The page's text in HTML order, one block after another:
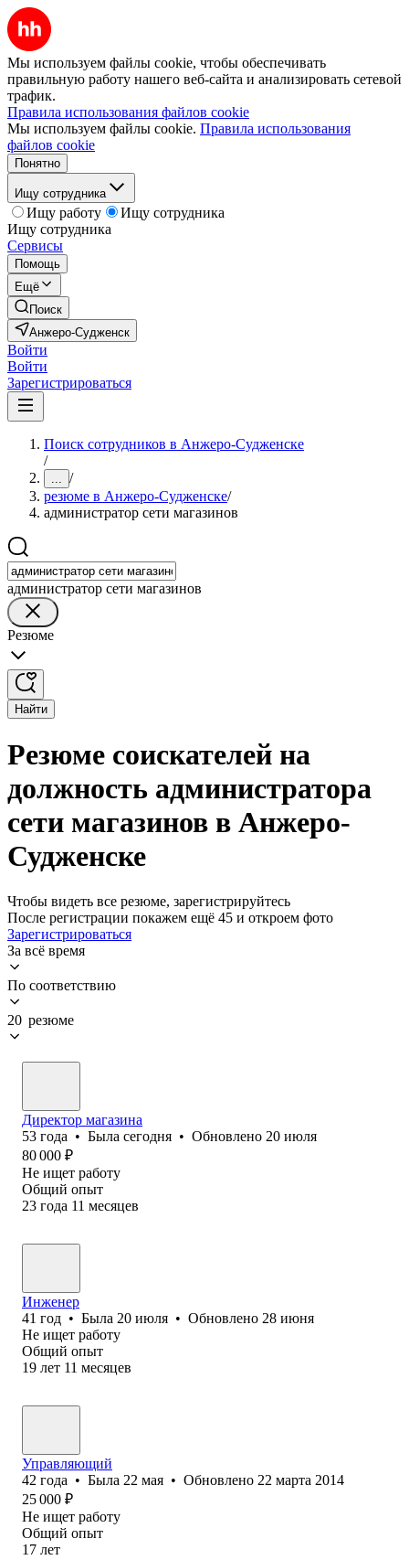
Мы используем файлы cookie, чтобы обеспечивать
правильную работу нашего веб-сайта и анализировать сетевой
трафик.
Правила использования файлов cookie
Мы используем файлы cookie. Правила использования
файлов cookie
Понятно
Ищу сотрудника
Ищу работу
Ищу сотрудника
Ищу сотрудника
Сервисы
Помощь
Ещё
Поиск
Анжеро-Судженск
Войти
Войти
Зарегистрироваться
Поиск сотрудников в Анжеро-Судженске
/
... /
резюме в Анжеро-Судженске/
администратор сети магазинов
администратор сети магазинов
Резюме
Найти
Резюме соискателей на
должность администратора
сети магазинов в Анжеро-
Судженске
Чтобы видеть все резюме, зарегистрируйтесь
После регистрации покажем ещё 45 и откроем фото
Зарегистрироваться
За всё время
По соответствию
20 резюме
Директор магазина
53 года • Была сегодня • Обновлено 20 июля
80 000 ₽
Не ищет работу
Общий опыт
23 года 11 месяцев
Инженер
41 год • Была 20 июля • Обновлено 28 июня
Не ищет работу
Общий опыт
19 лет 11 месяцев
Управляющий
42 года • Была 22 мая • Обновлено 22 марта 2014
25 000 ₽
Не ищет работу
Общий опыт
17 лет